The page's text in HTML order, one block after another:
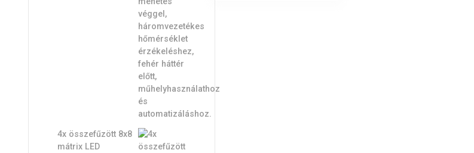
4x összefűzött 8x8
mátrix LED